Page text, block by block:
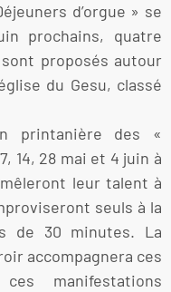
d’orgue » se
prochains, quatre
proposés autour
du Gesu, classé
printanière des «
14, 28 mai et 4 juin à
leur talent à
seuls à la
de 30 minutes. La
accompagnera ces
manifestations